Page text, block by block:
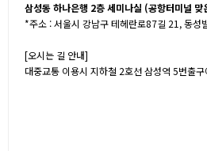
삼성동 하나은행 2층 세미나실 (공항터미널 맞
*주소 : 서울시 강남구 테헤란로87길 21, 동성
[오시는 길 안내]
대중교통 이용시 지하철 2호선 삼성역 5번출